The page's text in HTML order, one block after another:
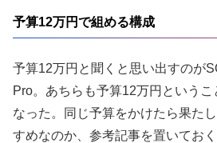
予算12万円で組める構成
予算12万円と聞くと思い出すのが
Pro。あちらも予算12万円という
なった。同じ予算をかけたら果た
すめなのか、参考記事を置いてお